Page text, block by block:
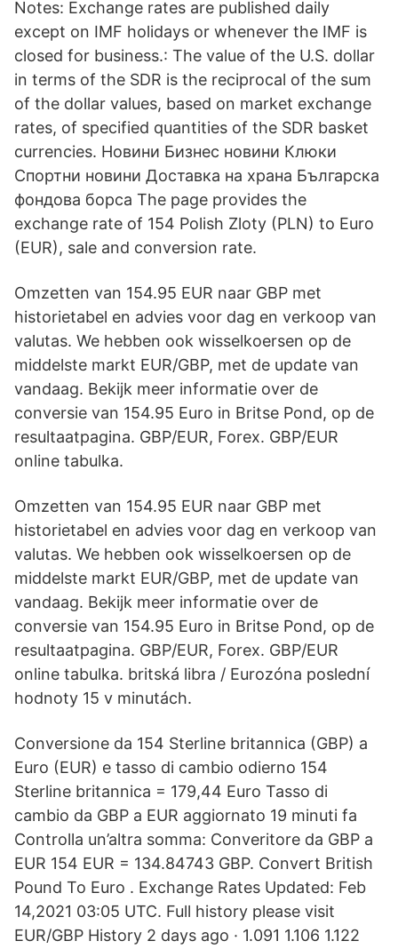
Notes: Exchange rates are published daily
except on IMF holidays or whenever the IMF is
closed for business.: The value of the U.S. dollar
in terms of the SDR is the reciprocal of the sum
of the dollar values, based on market exchange
rates, of specified quantities of the SDR basket
currencies. Новини Бизнес новини Клюки
Спортни новини Доставка на храна Българска
фондова борса The page provides the
exchange rate of 154 Polish Zloty (PLN) to Euro
(EUR), sale and conversion rate.
Omzetten van 154.95 EUR naar GBP met
historietabel en advies voor dag en verkoop van
valutas. We hebben ook wisselkoersen op de
middelste markt EUR/GBP, met de update van
vandaag. Bekijk meer informatie over de
conversie van 154.95 Euro in Britse Pond, op de
resultaatpagina. GBP/EUR, Forex. GBP/EUR
online tabulka.
Omzetten van 154.95 EUR naar GBP met
historietabel en advies voor dag en verkoop van
valutas. We hebben ook wisselkoersen op de
middelste markt EUR/GBP, met de update van
vandaag. Bekijk meer informatie over de
conversie van 154.95 Euro in Britse Pond, op de
resultaatpagina. GBP/EUR, Forex. GBP/EUR
online tabulka. britská libra / Eurozóna poslední
hodnoty 15 v minutách.
Conversione da 154 Sterline britannica (GBP) a
Euro (EUR) e tasso di cambio odierno 154
Sterline britannica = 179,44 Euro Tasso di
cambio da GBP a EUR aggiornato 19 minuti fa
Controlla un’altra somma: Converitore da GBP a
EUR 154 EUR = 134.84743 GBP. Convert British
Pound To Euro . Exchange Rates Updated: Feb
14,2021 03:05 UTC. Full history please visit
EUR/GBP History 2 days ago · 1.091 1.106 1.122